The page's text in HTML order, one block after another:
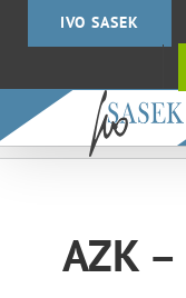
IVO SASEK
AZK –